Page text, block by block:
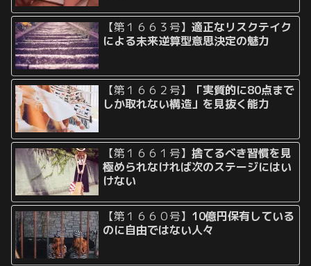
【第１６６３号】適正なリスクテイク
による未来逆算型意思決定の魅力
【第１６６２号】
「実質的に80点まで
しか取れない構造」を見抜く能力
【第１６６１号】捨てるべき習慣を見
極められなければ次のステージにはい
けない
【第１６６０号】 10億円保有している
のに自由ではない人々